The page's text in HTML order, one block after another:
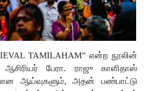
TAMILAHAM” என்ற நூலின்
பேரா. ராஜு காளிதாஸ்
ஆய்வுகளும், அதன்
பண்பாட்டு